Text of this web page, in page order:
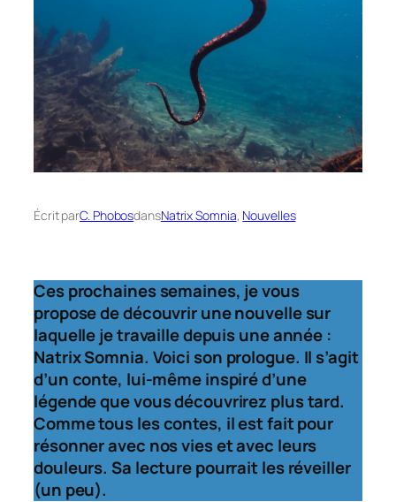
Écrit parC. PhobosdansNatrix Somnia, Nouvelles
Ces prochaines semaines, je vous
propose de découvrir une nouvelle sur
laquelle je travaille depuis une année :
Natrix Somnia. Voici son prologue. Il s’agit
d’un conte, lui-même inspiré d’une
légende que vous découvrirez plus tard.
Comme tous les contes, il est fait pour
résonner avec nos vies et avec leurs
douleurs. Sa lecture pourrait les réveiller
(un peu).